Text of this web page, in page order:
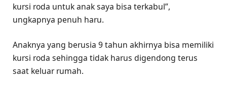
kursi roda untuk anak saya bisa terkabul”,
ungkapnya penuh haru.
Anaknya yang berusia 9 tahun akhirnya bisa memiliki
kursi roda sehingga tidak harus digendong terus
saat keluar rumah.